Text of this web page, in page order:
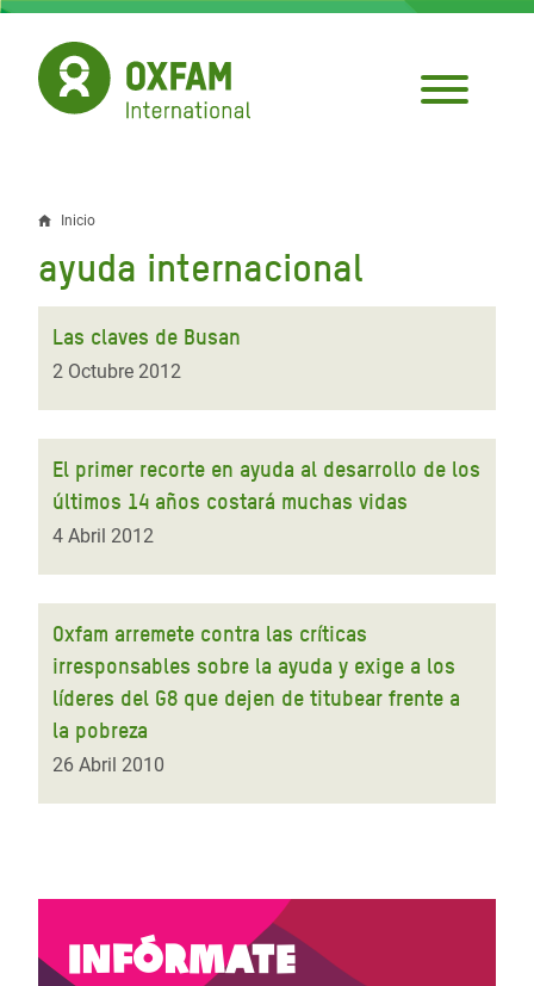
Pasar
contenido
principal
Sobrescribir
enlaces
de
ayuda
a
navegación
Inicio
ayuda internacional
Las claves de Busan
2 Octubre 2012
El primer recorte en ayuda al desarrollo de los
últimos 14 años costará muchas vidas
4 Abril 2012
Oxfam arremete contra las críticas
irresponsables sobre la ayuda y exige a los
líderes del G8 que dejen de titubear frente a
la pobreza
26 Abril 2010
Infórmate